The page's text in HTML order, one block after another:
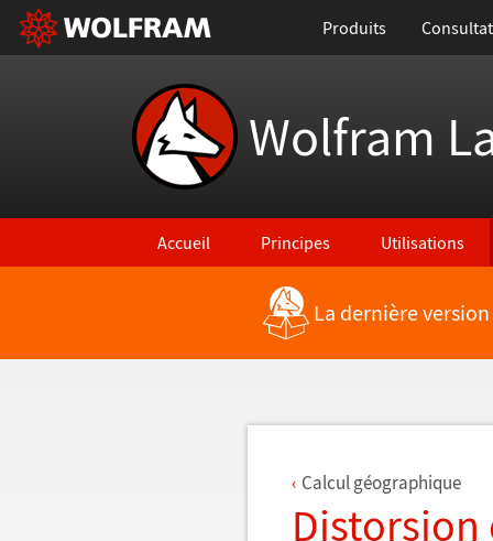
Produits
Wolfram
Accueil Principes Utilisations
Retour vers les nouvelles fonctionnalités
La dernière
Calcul géographique